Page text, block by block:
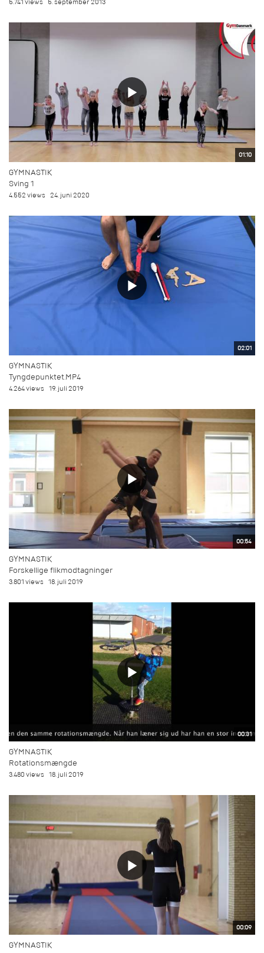
5.741 views 5. september 2013
01:10
GYMNASTIK
Sving 1
4.552 views 24. juni 2020
02:01
GYMNASTIK
Tyngdepunktet.MP4
4.264 views 19. juli 2019
00:54
GYMNASTIK
Forskellige flikmodtagninger
3.801 views 18. juli 2019
00:31
GYMNASTIK
Rotationsmængde
3.480 views 18. juli 2019
00:09
GYMNASTIK